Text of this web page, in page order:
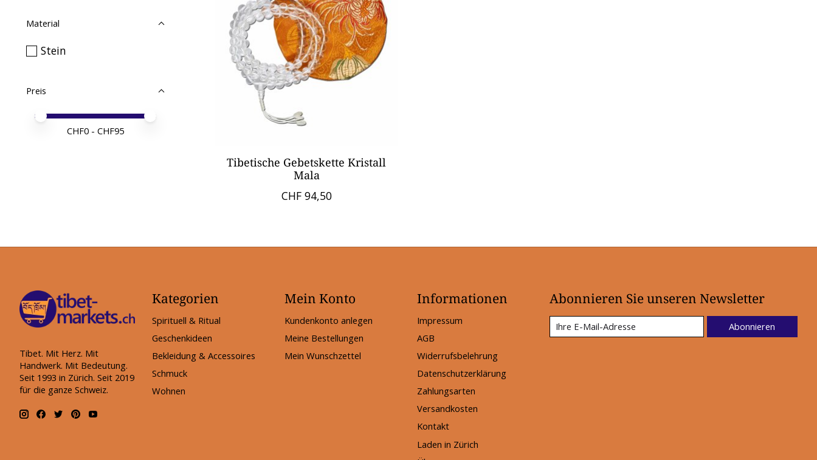
Material
Stein
Preis
Preis – Mindestwert
Price maximum value
CHF0 - CHF95
Tibetische Gebetskette Kristall
Mala
CHF 94,50
Tibet. Mit Herz. Mit
Handwerk. Mit Bedeutung.
Seit 1993 in Zürich. Seit 2019
für die ganze Schweiz.
Kategorien
Spirituell & Ritual
Geschenkideen
Bekleidung & Accessoires
Schmuck
Wohnen
Mein Konto
Kundenkonto anlegen
Meine Bestellungen
Mein Wunschzettel
Informationen
Impressum
AGB
Widerrufsbelehrung
Datenschutzerklärung
Zahlungsarten
Versandkosten
Kontakt
Laden in Zürich
Abonnieren Sie unseren Newsletter
Abonnieren